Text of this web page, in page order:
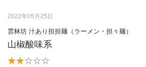
2022年05月25日
雲林坊 汁あり担担麺（ラーメン・担々麺）
山椒酸味系